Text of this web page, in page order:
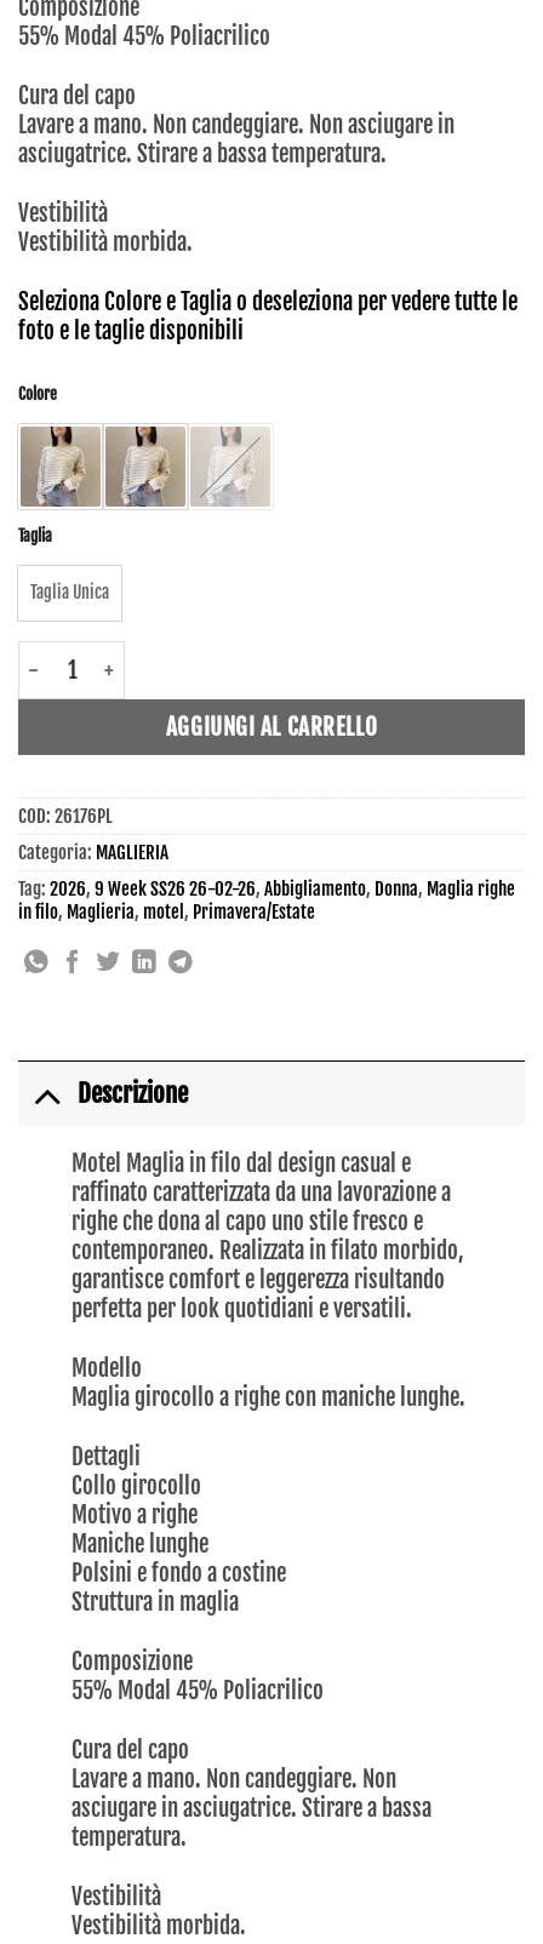
Composizione
55% Modal 45% Poliacrilico
Cura del capo
Lavare a mano. Non candeggiare. Non asciugare in
asciugatrice. Stirare a bassa temperatura.
Vestibilità
Vestibilità morbida.
Seleziona Colore e Taglia o deseleziona per vedere tutte le
foto e le taglie disponibili
Colore
Taglia
Taglia Unica
AGGIUNGI AL CARRELLO
COD: 26176PL
Categoria: MAGLIERIA
Tag: 2026, 9 Week SS26 26-02-26, Abbigliamento, Donna, Maglia righe
in filo, Maglieria, motel , Primavera/Estate
Descrizione
Motel Maglia in filo dal design casual e
raffinato caratterizzata da una lavorazione a
righe che dona al capo uno stile fresco e
contemporaneo. Realizzata in filato morbido,
garantisce comfort e leggerezza risultando
perfetta per look quotidiani e versatili.
Modello
Maglia girocollo a righe con maniche lunghe.
Dettagli
Collo girocollo
Motivo a righe
Maniche lunghe
Polsini e fondo a costine
Struttura in maglia
Composizione
55% Modal 45% Poliacrilico
Cura del capo
Lavare a mano. Non candeggiare. Non
asciugare in asciugatrice. Stirare a bassa
temperatura.
Vestibilità
Vestibilità morbida.